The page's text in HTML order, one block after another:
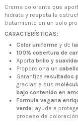
Crema colorante que
hidrata y respeta la
tratamiento en un solo
CARACTERÍSTICAS:
Color uniforme y de
100% cobertura de
Aporta brillo y
Proporciona un
Garantiza resultados
gracias a sus
bajo contenido en
Formula vegana
verde: ayuda a
proceso de
+34 968 06 63 44L-V
+34 601 27 80 18
Avenida de los Dolores 32,